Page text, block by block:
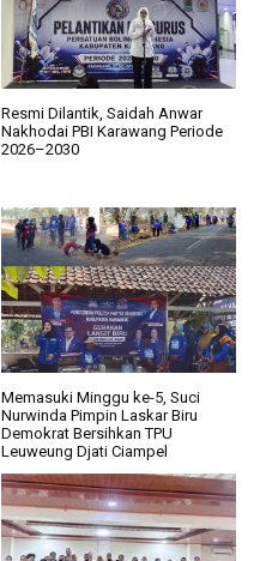
Resmi Dilantik, Saidah Anwar
Nakhodai PBI Karawang Periode
2026–2030
Memasuki Minggu ke-5, Suci
Nurwinda Pimpin Laskar Biru
Demokrat Bersihkan TPU
Leuweung Djati Ciampel